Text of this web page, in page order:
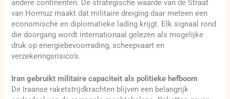
andere continenten. De strategische waarde van de Straat
van Hormuz maakt dat militaire dreiging daar meteen een
economische en diplomatieke lading krijgt. Elk signaal rond
die doorgang wordt internationaal gelezen als mogelijke
druk op energiebevoorrading, scheepvaart en
verzekeringsrisico’s.
Iran gebruikt militaire capaciteit als politieke hefboom
De Iraanse raketstrijdkrachten blijven een belangrijk